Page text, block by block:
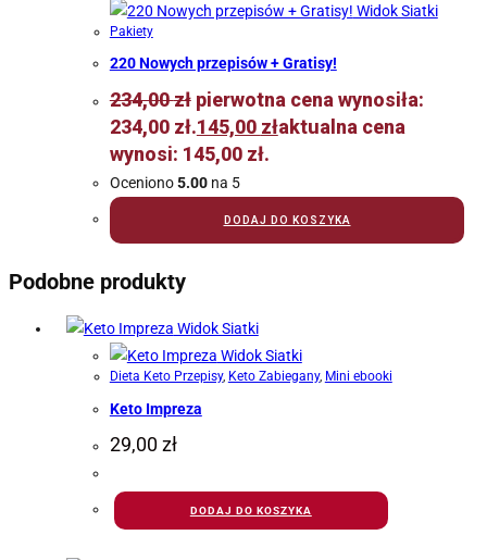
Widok Siatki
Pakiety
220 Nowych przepisów + Gratisy!
234,00zł pierwotna cena wynosiła:
234,00 zł.145,00 złaktualna cena
wynosi: 145,00 zł.
Oceniono5.00na 5
DODAJ DO KOSZYKA
Podobne produkty
Widok Siatki
Widok Siatki
Dieta Keto Przepisy, Keto Zabiegany, Mini ebooki
Keto Impreza
29,00zł
DODAJ DO KOSZYKA